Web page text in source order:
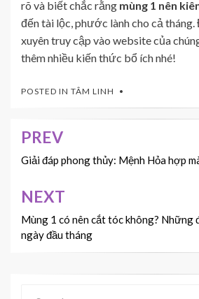
rõ và biết chắc rằng mùng 1 nên
đến tài lộc, phước lành cho cả
xuyên truy cập vào website của
thêm nhiều kiến thức bổ ích nhé!
POSTED IN TÂM LINH
Điều
hướng
bài
viết
PREV
Giải đáp phong thủy: Mệnh Hỏa hợp
NEXT
Mùng 1 có nên cắt tóc không? Những
ngày đầu tháng